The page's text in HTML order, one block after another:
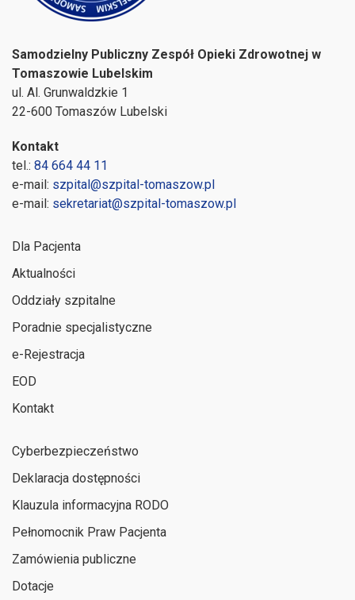
Samodzielny Publiczny Zespół Opieki Zdrowotnej w
Tomaszowie Lubelskim
ul. Al. Grunwaldzkie 1
22-600 Tomaszów Lubelski
Kontakt
tel.: 84 664 44 11
e-mail: szpital@szpital-tomaszow.pl
e-mail: sekretariat@szpital-tomaszow.pl
Dla Pacjenta
Aktualności
Oddziały szpitalne
Poradnie specjalistyczne
e-Rejestracja
EOD
Kontakt
Cyberbezpieczeństwo
Deklaracja dostępności
Klauzula informacyjna RODO
Pełnomocnik Praw Pacjenta
Zamówienia publiczne
Dotacje